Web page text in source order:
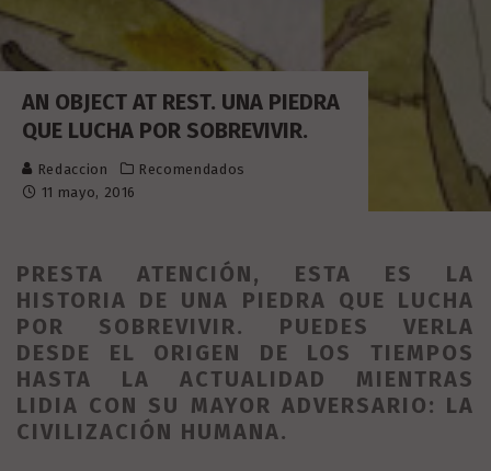
AN OBJECT AT REST. UNA PIEDRA
QUE LUCHA POR SOBREVIVIR.
Redaccion
Recomendados
11 mayo, 2016
PRESTA ATENCIÓN, ESTA ES LA
HISTORIA DE UNA PIEDRA QUE LUCHA
POR SOBREVIVIR. PUEDES VERLA
DESDE EL ORIGEN DE LOS TIEMPOS
HASTA LA ACTUALIDAD MIENTRAS
LIDIA CON SU MAYOR ADVERSARIO: LA
CIVILIZACIÓN HUMANA.